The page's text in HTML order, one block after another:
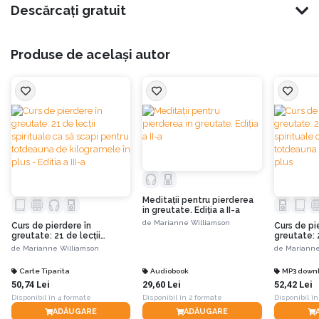
pozitiv și permanent atât mintea conștientă, cât și pe cea subconștientă.
interne și externe, iar mâncatul compulsiv nu este cu nimic diferit.
Principiile călăuzitoare ale acestor lecții prezente în carte sunt:
Corpul în sine este complet neutru. El nu provoacă nimic, este întru-
Cauza greutății excesive nu este nici dieta necorespunzătoare și nici
lipsa de mișcare. Mintea este cauza; corpul este efectul. Cauza
greutății excesive se află în minte.
Cauza greutății excesive este frica, ce reprezintă un loc din mintea
ta, unde iubirea este blocată.
Descărcați gratuit
Produse de același autor
Curs de pierdere în
greutate: 21 de lecţii
spirituale ca să scapi pentru
de Marianne Williamson
Carte Tiparita
50,74 Lei
Disponibil în 4 formate
ADĂUGARE
Meditaţii pentru pierderea
in greutate. Ediția a II-a
de Marianne Williamson
Audiobook
29,60 Lei
Disponibil în 2 formate
ADĂUGARE
Curs de
greutate:
spirituale
de
MP3
52,42 Lei
Disponibil